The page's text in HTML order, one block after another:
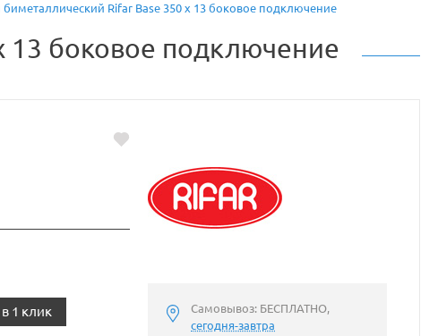
Rifar Base 350 x 13 боковое подключение
13 боковое подключение
1 клик
Самовывоз: БЕСПЛАТНО,
сегодня-завтра